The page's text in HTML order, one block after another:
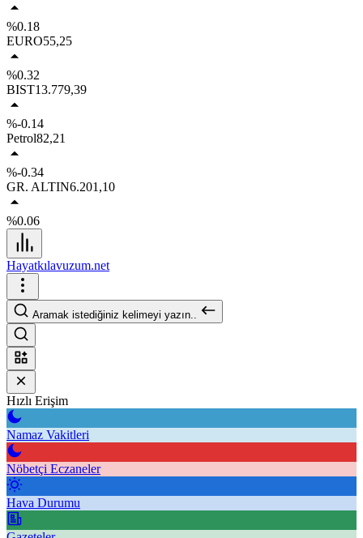
%0.18
EURO55,25
%0.32
BIST13.779,39
%-0.14
Petrol82,21
%-0.34
GR. ALTIN6.201,10
%0.06
Hayatkılavuzum.net
Aramak istediğiniz kelimeyi yazın..
Hızlı Erişim
Namaz Vakitleri
Nöbetçi Eczaneler
Hava Durumu